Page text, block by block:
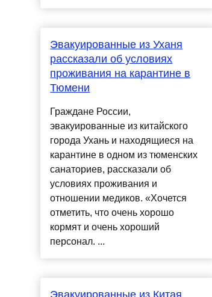
Эвакуированные из Уханя
рассказали об условиях
проживания на карантине в
Тюмени
Граждане России,
эвакуированные из китайского
города Ухань и находящиеся на
карантине в одном из тюменских
санаториев, рассказали об
условиях проживания и
отношении медиков. «Хочется
отметить, что очень хорошо
кормят и очень хороший
персонал. ...